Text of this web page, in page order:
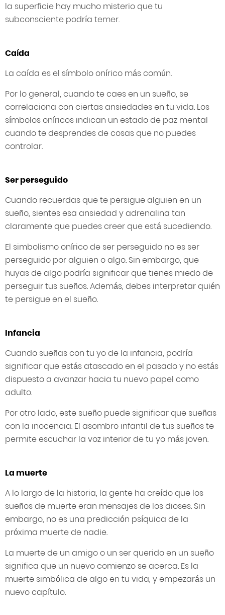
la superficie hay mucho misterio que tu
subconsciente podría temer.
Caída
La caída es el símbolo onírico más común.
Por lo general, cuando te caes en un sueño, se
correlaciona con ciertas ansiedades en tu vida. Los
símbolos oníricos indican un estado de paz mental
cuando te desprendes de cosas que no puedes
controlar.
Ser perseguido
Cuando recuerdas que te persigue alguien en un
sueño, sientes esa ansiedad y adrenalina tan
claramente que puedes creer que está sucediendo.
El simbolismo onírico de ser perseguido no es ser
perseguido por alguien o algo. Sin embargo, que
huyas de algo podría significar que tienes miedo de
perseguir tus sueños. Además, debes interpretar quién
te persigue en el sueño.
Infancia
Cuando sueñas con tu yo de la infancia, podría
significar que estás atascado en el pasado y no estás
dispuesto a avanzar hacia tu nuevo papel como
adulto.
Por otro lado, este sueño puede significar que sueñas
con la inocencia. El asombro infantil de tus sueños te
permite escuchar la voz interior de tu yo más joven.
La muerte
A lo largo de la historia, la gente ha creído que los
sueños de muerte eran mensajes de los dioses. Sin
embargo, no es una predicción psíquica de la
próxima muerte de nadie.
La muerte de un amigo o un ser querido en un sueño
significa que un nuevo comienzo se acerca. Es la
muerte simbólica de algo en tu vida, y empezarás un
nuevo capítulo.